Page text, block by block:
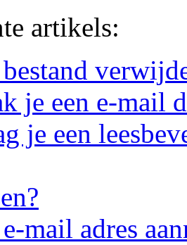
artikels:
je een e-mail
je een
mail adres